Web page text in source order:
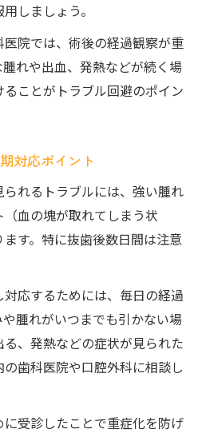
しましょう。
院では、術後の経過観察が重
れや出血、発熱などが続く場
ことがトラブル回避のポイン
対応ポイント
れるトラブルには、強い腫れ
血の塊が取れてしまう状
す。特に抜歯後数日間は注意
対応するためには、毎日の経過
腫れがいつまでも引かない場
、発熱などの症状が見られた
歯科医院や口腔外科に相談し
受診したことで重症化を防げ